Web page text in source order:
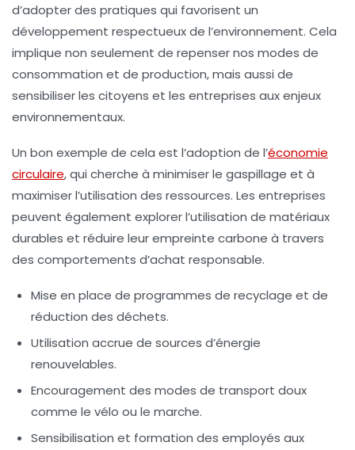
d’adopter des pratiques qui favorisent un
développement respectueux de l’environnement. Cela
implique non seulement de repenser nos modes de
consommation et de production, mais aussi de
sensibiliser les citoyens et les entreprises aux enjeux
environnementaux.
Un bon exemple de cela est l’adoption de l’économie
circulaire, qui cherche à minimiser le gaspillage et à
maximiser l’utilisation des ressources. Les entreprises
peuvent également explorer l’utilisation de matériaux
durables et réduire leur empreinte carbone à travers
des comportements d’achat responsable.
Mise en place de programmes de recyclage et de
réduction des déchets.
Utilisation accrue de sources d’énergie
renouvelables.
Encouragement des modes de transport doux
comme le vélo ou le marche.
Sensibilisation et formation des employés aux